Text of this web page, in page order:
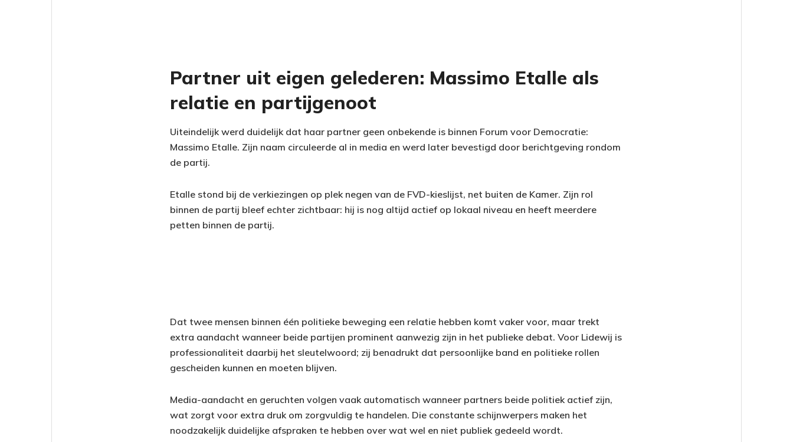
Partner uit eigen gelederen: Massimo Etalle als
relatie en partijgenoot
Uiteindelijk werd duidelijk dat haar partner geen onbekende is binnen Forum voor Democratie:
Massimo Etalle. Zijn naam circuleerde al in media en werd later bevestigd door berichtgeving rondom
de partij.
Etalle stond bij de verkiezingen op plek negen van de FVD-kieslijst, net buiten de Kamer. Zijn rol
binnen de partij bleef echter zichtbaar: hij is nog altijd actief op lokaal niveau en heeft meerdere
petten binnen de partij.
Dat twee mensen binnen één politieke beweging een relatie hebben komt vaker voor, maar trekt
extra aandacht wanneer beide partijen prominent aanwezig zijn in het publieke debat. Voor Lidewij is
professionaliteit daarbij het sleutelwoord; zij benadrukt dat persoonlijke band en politieke rollen
gescheiden kunnen en moeten blijven.
Media-aandacht en geruchten volgen vaak automatisch wanneer partners beide politiek actief zijn,
wat zorgt voor extra druk om zorgvuldig te handelen. Die constante schijnwerpers maken het
noodzakelijk duidelijke afspraken te hebben over wat wel en niet publiek gedeeld wordt.